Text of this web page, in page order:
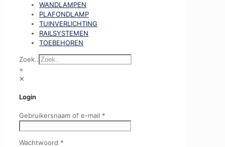
WANDLAMPEN
PLAFONDLAMP
TUINVERLICHTING
RAILSYSTEMEN
TOEBEHOREN
Zoek..
×
✕
Login
Gebruikersnaam of e-mail *
Wachtwoord *